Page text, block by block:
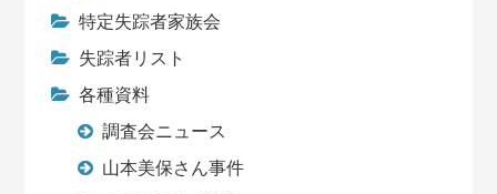
特定失踪者家族会
失踪者リスト
各種資料
調査会ニュース
山本美保さん事件